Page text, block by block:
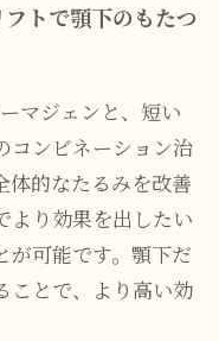
トで顎下のもたつ
マジェンと、短い
コンビネーション治
体的なたるみを改善
より効果を出したい
が可能です。顎下だ
ことで、より高い効